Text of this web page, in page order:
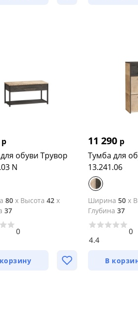
р
обуви Трувор
N
80 x Высота 42 x
37
0
11 290 р
Тумба для
13.241.06
Ширина 50x
Глубина 37
4.4
0
В